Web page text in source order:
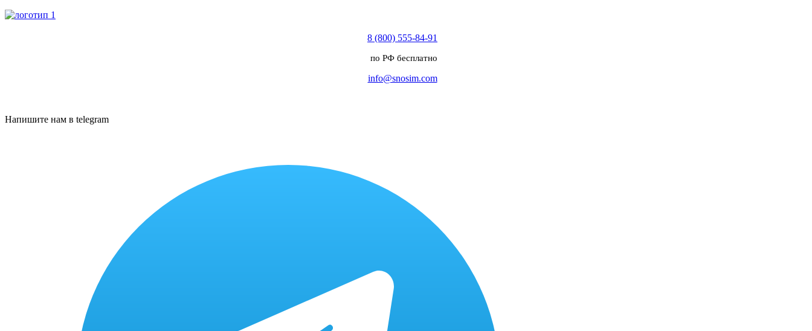
8 (800) 555-84-91
по РФ бесплатно
info@snosim.com
Напишите нам в telegram